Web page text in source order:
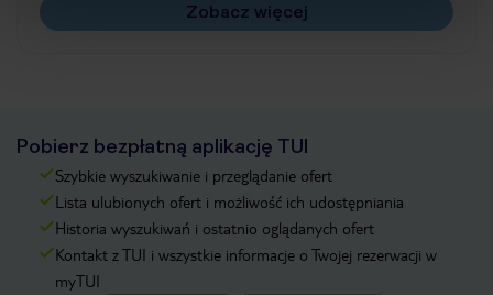
Zobacz więcej
Pobierz bezpłatną aplikację TUI
Szybkie wyszukiwanie i przeglądanie ofert
Lista ulubionych ofert i możliwość ich udostępniania
Historia wyszukiwań i ostatnio oglądanych ofert
Kontakt z TUI i wszystkie informacje o Twojej rezerwacji w
myTUI